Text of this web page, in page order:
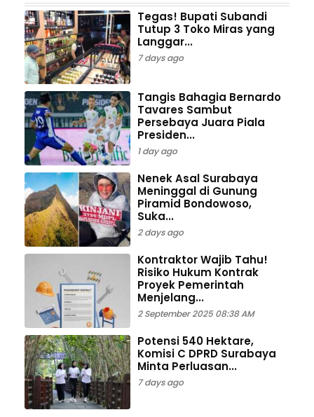
Tegas! Bupati Subandi
Tutup 3 Toko Miras yang
Langgar...
7 days ago
Tangis Bahagia Bernardo
Tavares Sambut
Persebaya Juara Piala
Presiden...
1 day ago
Nenek Asal Surabaya
Meninggal di Gunung
Piramid Bondowoso,
Suka...
2 days ago
Kontraktor Wajib Tahu!
Risiko Hukum Kontrak
Proyek Pemerintah
Menjelang...
2 September 2025 08:38 AM
Potensi 540 Hektare,
Komisi C DPRD Surabaya
Minta Perluasan...
7 days ago